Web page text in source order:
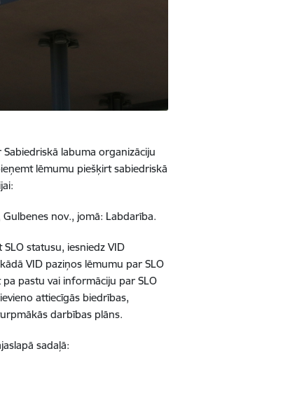
labuma organizāciju
lēmumu piešķirt sabiedriskā
nov., jomā: Labdarība.
statusu, iesniedz VID
VID paziņos lēmumu par SLO
pastu vai informāciju par SLO
attiecīgās biedrības,
darbības plāns.
sadaļā: